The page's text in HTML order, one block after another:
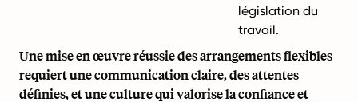
législation du
travail.
Une mise en œuvre réussie des arrangements flexibles
requiert une communication claire, des attentes
définies, et une culture qui valorise la confiance et